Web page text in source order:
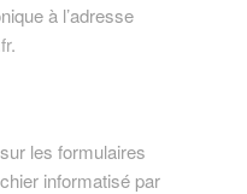
à l’adresse
.
les formulaires
informatisé par